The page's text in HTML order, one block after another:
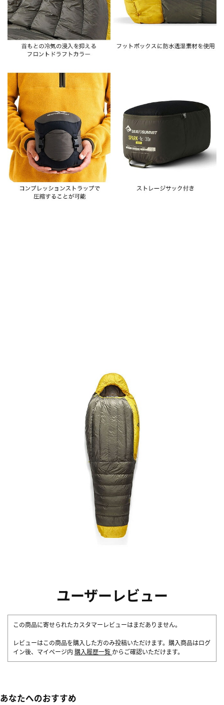
ユーザーレビュー
この商品に寄せられたカスタマーレビューはまだありません。
レビューはこの商品を購入した方のみ投稿いただけます。購入商品はログ
イン後、マイページ内 購入履歴一覧 からご確認いただけます。
あなたへのおすすめ